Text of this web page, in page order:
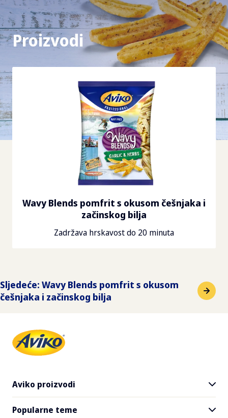
Sljedeće: Wavy Blends pomfrit s okusom
češnjaka i začinskog bilja
Proizvodi
Wavy Blends pomfrit s okusom češnjaka i
začinskog bilja
Zadržava hrskavost do 20 minuta
Aviko proizvodi
Svi proizvodi
Popularne teme